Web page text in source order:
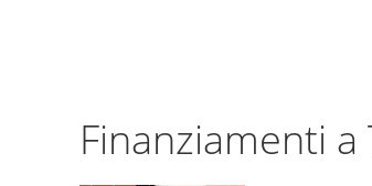
Finanziamenti a